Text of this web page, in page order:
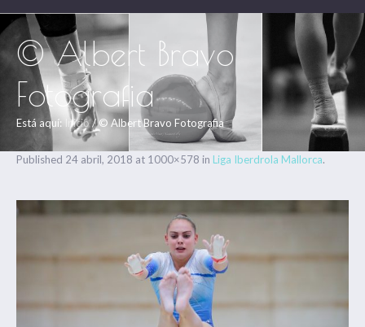
© Albert Bravo
Fotografia
Está aquí: Inicio/© Albert Bravo Fotografia
Published 24 abril, 2018 at 1000×578 in Liga Iberdrola Mallorca.